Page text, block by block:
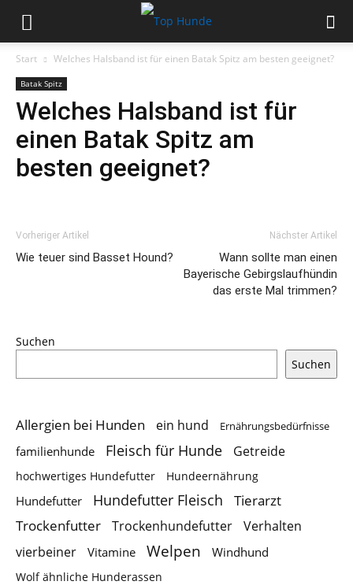
Start Welches Halsband ist für einen Batak Spitz am besten geeignet?
Batak Spitz
Welches Halsband ist für
einen Batak Spitz am
besten geeignet?
Vorheriger Artikel
Wie teuer sind Basset Hound?
Nächster Artikel
Wann sollte man einen
Bayerische Gebirgslaufhündin
das erste Mal trimmen?
Suchen
Suchen
Allergien bei Hunden ein hund Ernährungsbedürfnisse
familienhunde Fleisch für Hunde Getreide
hochwertiges Hundefutter Hundeernährung
Hundefutter Hundefutter Fleisch
Tierarzt
Trockenfutter
Trockenhundefutter
Verhalten
vierbeiner
Vitamine Welpen Windhund
Wolf ähnliche Hunderassen